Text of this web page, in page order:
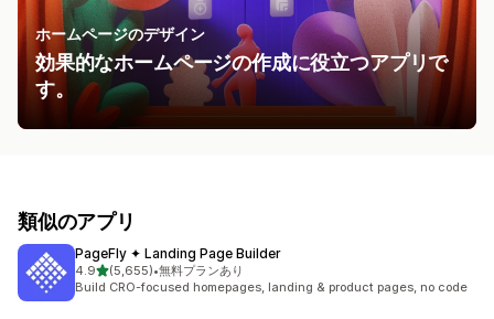
ホームページのデザイン
効果的なホームページの作成に役立つアプリで
す。
類似のアプリ
PageFly ✦ Landing Page Builder
4.95つ星中
(5,655)
合計レビュー数：5655件
•無料プランあり
Build CRO-focused homepages, landing & product pages, no code